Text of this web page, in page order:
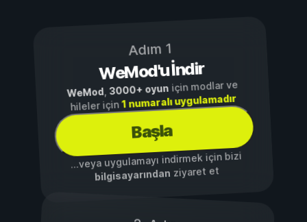
Adım 1
WeMod'u İndir
WeMod,3000+ oyuniçin modlar ve
hileler için1 numaralı uygulamadır
Başla
...veya uygulamayı indirmek için bizi
bilgisayarından ziyaret et